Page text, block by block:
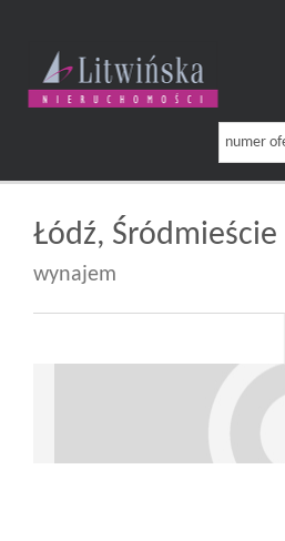
Łódź, Śródmieście
wynajem